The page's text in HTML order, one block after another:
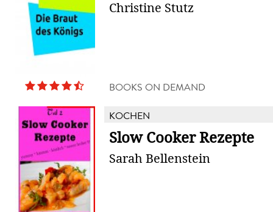
Christine Stutz
BOOKS ON DEMAND
KOCHEN
Slow Cooker Rezepte
Sarah Bellenstein